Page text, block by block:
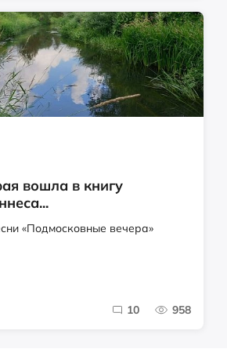
вошла в книгу
«Подмосковные вечера»
10 958